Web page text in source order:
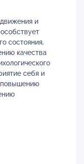
и
состояния,
качества
себя и
повышению